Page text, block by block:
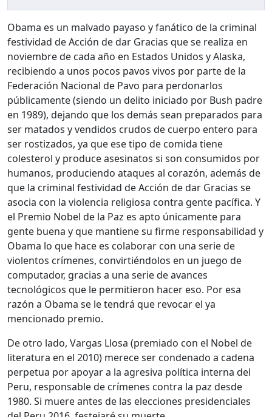
Obama es un malvado payaso y fanático de la criminal
festividad de Acción de dar Gracias que se realiza en
noviembre de cada año en Estados Unidos y Alaska,
recibiendo a unos pocos pavos vivos por parte de la
Federación Nacional de Pavo para perdonarlos
públicamente (siendo un delito iniciado por Bush padre
en 1989), dejando que los demás sean preparados para
ser matados y vendidos crudos de cuerpo entero para
ser rostizados, ya que ese tipo de comida tiene
colesterol y produce asesinatos si son consumidos por
humanos, produciendo ataques al corazón, además de
que la criminal festividad de Acción de dar Gracias se
asocia con la violencia religiosa contra gente pacífica. Y
el Premio Nobel de la Paz es apto únicamente para
gente buena y que mantiene su firme responsabilidad y
Obama lo que hace es colaborar con una serie de
violentos crímenes, convirtiéndolos en un juego de
computador, gracias a una serie de avances
tecnológicos que le permitieron hacer eso. Por esa
razón a Obama se le tendrá que revocar el ya
mencionado premio.
De otro lado, Vargas Llosa (premiado con el Nobel de
literatura en el 2010) merece ser condenado a cadena
perpetua por apoyar a la agresiva política interna del
Peru, responsable de crímenes contra la paz desde
1980. Si muere antes de las elecciones presidenciales